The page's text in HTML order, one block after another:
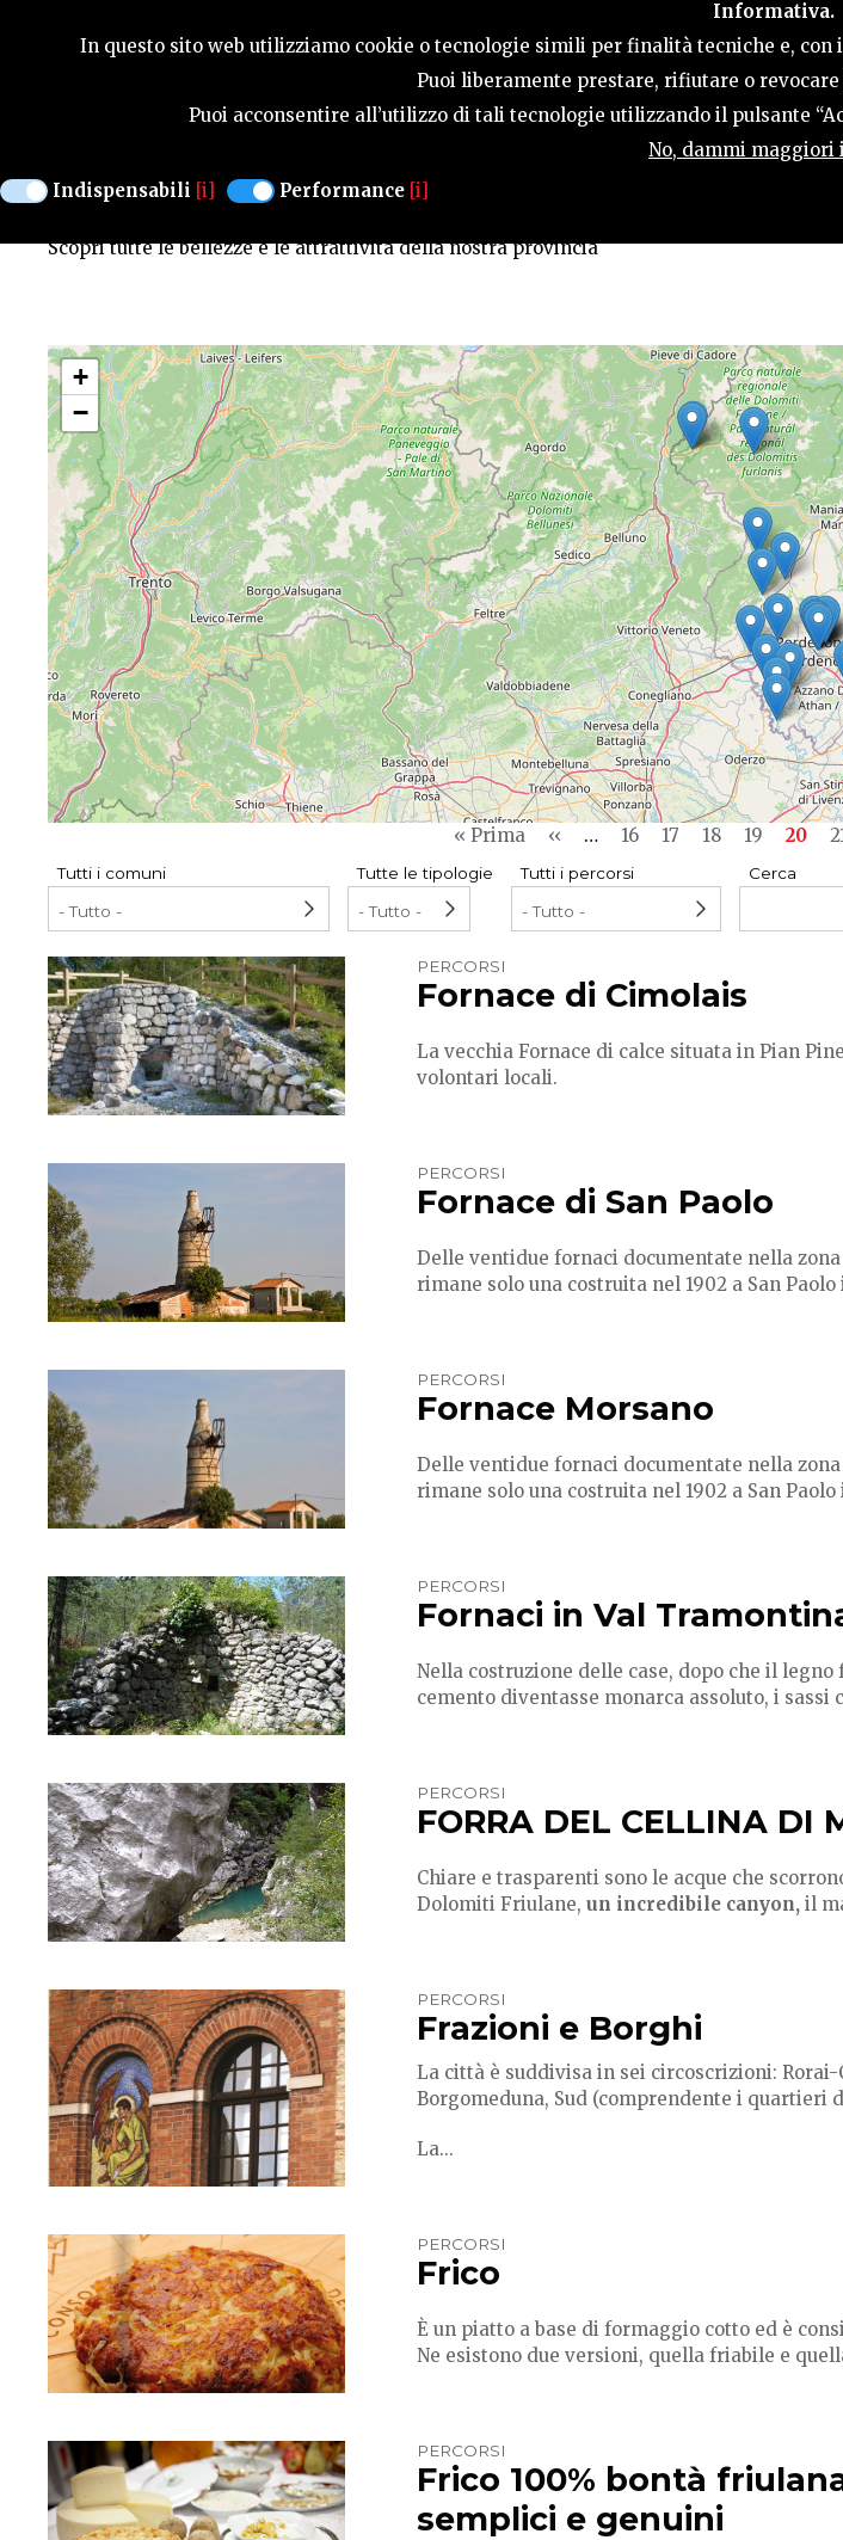
Informativa.
In questo sito web utilizziamo cookie o tecnologie simili per finalità tecniche e,
Puoi liberamente prestare, rifiutare o
Puoi acconsentire all’utilizzo di tali tecnologie utilizzando il pulsante
No, dammi
Indispensabili [i] Performance [i]
GUIDA STAGIONALE COSA FARE
Mappa con i punti di interesse
Scopri tutte le bellezze e le attrattività della nostra provincia
+
−
First
« Prima
Previous
‹‹ … Pagina
16 Pagina
17 Pagina
18 Pagina
19 20
Tutti i comuni Tutte le tipologie Tutti i percorsi Cerca
PERCORSI
Fornace di Cimolais
La vecchia Fornace di calce situata in Pian
volontari locali.
PERCORSI
Fornace di San Paolo
Delle ventidue fornaci documentate nella
rimane solo una costruita nel 1902 a San
PERCORSI
Fornace Morsano
Delle ventidue fornaci documentate nella
rimane solo una costruita nel 1902 a San
PERCORSI
Fornaci in Val
Nella costruzione delle case, dopo che il
cemento diventasse monarca assoluto, i
PERCORSI
FORRA DEL CELLINA DI
Chiare e trasparenti sono le acque che
Dolomiti Friulane, un incredibile canyon, il
PERCORSI
Frazioni e Borghi
La città è suddivisa in sei circoscrizioni:
Borgomeduna, Sud (comprendente i quartieri
La...
PERCORSI
Frico
È un piatto a base di formaggio cotto ed è
Ne esistono due versioni, quella friabile e
PERCORSI
Frico 100% bontà
semplici e genuini